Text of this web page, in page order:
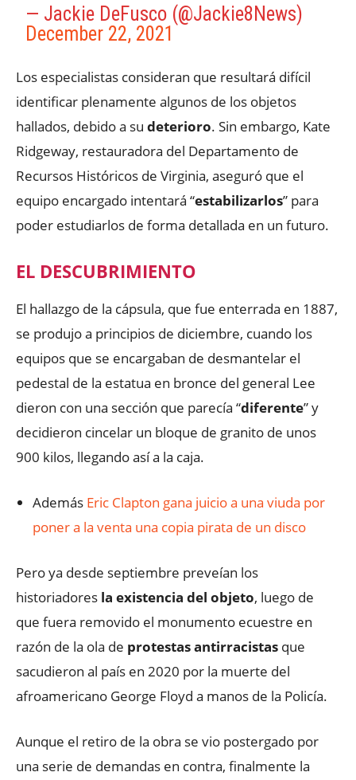
— Jackie DeFusco (@Jackie8News)
December 22, 2021
Los especialistas consideran que resultará difícil
identificar plenamente algunos de los objetos
hallados, debido a su deterioro. Sin embargo, Kate
Ridgeway, restauradora del Departamento de
Recursos Históricos de Virginia, aseguró que el
equipo encargado intentará “estabilizarlos” para
poder estudiarlos de forma detallada en un futuro.
EL DESCUBRIMIENTO
El hallazgo de la cápsula, que fue enterrada en 1887,
se produjo a principios de diciembre, cuando los
equipos que se encargaban de desmantelar el
pedestal de la estatua en bronce del general Lee
dieron con una sección que parecía “diferente” y
decidieron cincelar un bloque de granito de unos
900 kilos, llegando así a la caja.
Además Eric Clapton gana juicio a una viuda por
poner a la venta una copia pirata de un disco
Pero ya desde septiembre preveían los
historiadores la existencia del objeto, luego de
que fuera removido el monumento ecuestre en
razón de la ola de protestas antirracistas que
sacudieron al país en 2020 por la muerte del
afroamericano George Floyd a manos de la Policía.
Aunque el retiro de la obra se vio postergado por
una serie de demandas en contra, finalmente la